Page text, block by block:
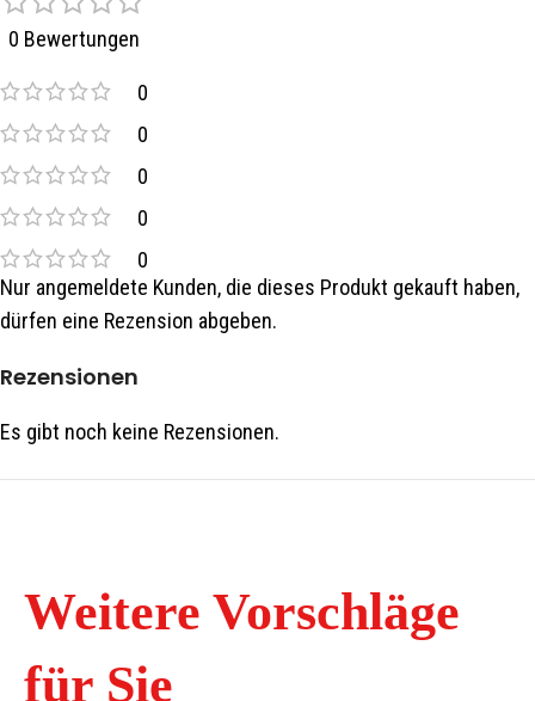
0 Bewertungen
0
0
0
0
0
Rezensionen
Es gibt noch keine Rezensionen.
Nur angemeldete Kunden, die dieses Produkt gekauft haben,
dürfen eine Rezension abgeben.
Weitere Vorschläge
für Sie